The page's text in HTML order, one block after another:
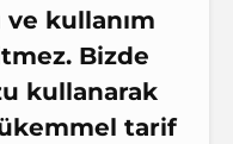
ve kullanım
Bizde
kullanarak
tarif